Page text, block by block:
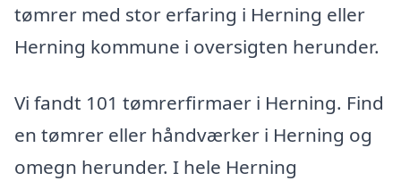
tømrer med stor erfaring i Herning eller
Herning kommune i oversigten herunder.
Vi fandt 101 tømrerfirmaer i Herning. Find
en tømrer eller håndværker i Herning og
omegn herunder. I hele Herning